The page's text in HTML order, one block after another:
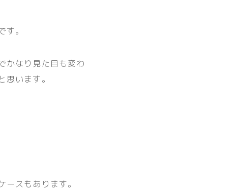
。
かなり見た目も変わ
います。
ースもあります。